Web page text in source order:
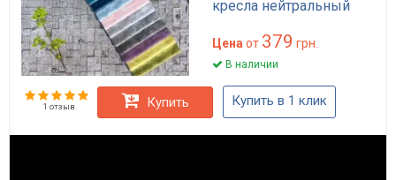
кресла нейтральный
Цена от 379 грн.
В наличии
1 отзыв Купить Купить в 1 клик